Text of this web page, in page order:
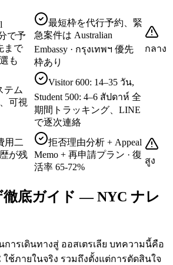
で予
まで
も
最短枠を代行予約、緊
急案件は Australian
Embassy · กรุงเทพฯ 優先
枠あり
กลาง
テム
可視
Visitor 600: 14–35 วัน,
Student 500: 4–6 สัปดาห์ 全
期間トラッキング、LINE
で逐次連絡
用二
が残
拒否理由分析 + Appeal
Memo + 再申請プラン · 復
活率 65-72%
สูง
徹底ガイド — NYC ナレ
ารเดินทางสู่ ออสเตรเลีย บทความนี้คือ
ช้ภายในจริง รวมถึงตั้งแต่การตัดสินใจ